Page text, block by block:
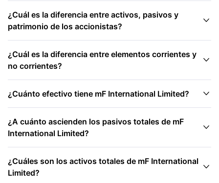
¿Cuál es la diferencia entre activos, pasivos y
patrimonio de los accionistas?

¿Cuál es la diferencia entre elementos corrientes y
no corrientes?

¿Cuánto efectivo tiene mF International Limited? 
¿A cuánto ascienden los pasivos totales de mF
International Limited?

¿Cuáles son los activos totales de mF International
Limited?
